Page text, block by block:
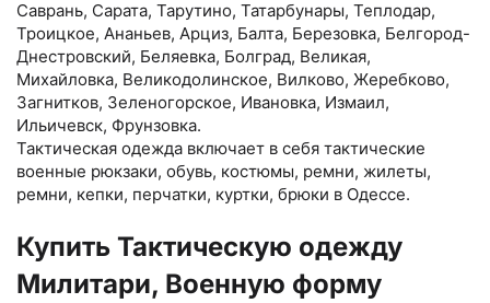
Саврань, Сарата, Тарутино, Татарбунары, Теплодар,
Троицкое, Ананьев, Арциз, Балта, Березовка, Белгород-
Днестровский, Беляевка, Болград, Великая,
Михайловка, Великодолинское, Вилково, Жеребково,
Загнитков, Зеленогорское, Ивановка, Измаил,
Ильичевск, Фрунзовка.
Тактическая одежда включает в себя тактические
военные рюкзаки, обувь, костюмы, ремни, жилеты,
ремни, кепки, перчатки, куртки, брюки в Одессе.
Купить Тактическую одежду
Милитари, Военную форму